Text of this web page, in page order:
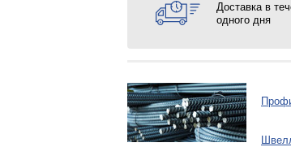
Доставка в
одного дня